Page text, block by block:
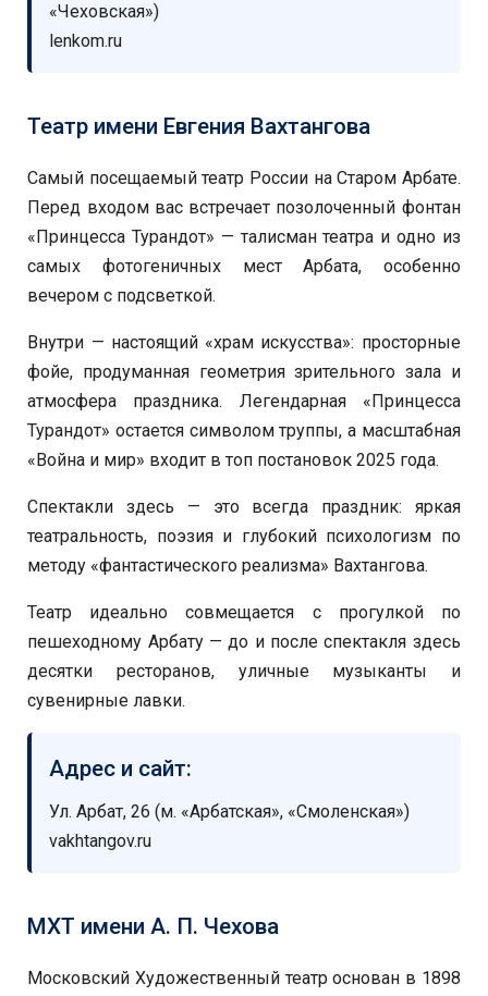
«Чеховская»)
lenkom.ru
Театр имени Евгения Вахтангова
Самый посещаемый театр России на Старом Арбате.
Перед входом вас встречает позолоченный фонтан
«Принцесса Турандот» — талисман театра и одно из
самых фотогеничных мест Арбата, особенно
вечером с подсветкой.
Внутри — настоящий «храм искусства»: просторные
фойе, продуманная геометрия зрительного зала и
атмосфера праздника. Легендарная «Принцесса
Турандот» остается символом труппы, а масштабная
«Война и мир» входит в топ постановок 2025 года.
Спектакли здесь — это всегда праздник: яркая
театральность, поэзия и глубокий психологизм по
методу «фантастического реализма» Вахтангова.
Театр идеально совмещается с прогулкой по
пешеходному Арбату — до и после спектакля здесь
десятки ресторанов, уличные музыканты и
сувенирные лавки.
Адрес и сайт:
Ул. Арбат, 26 (м. «Арбатская», «Смоленская»)
vakhtangov.ru
МХТ имени А. П. Чехова
Московский Художественный театр основан в 1898